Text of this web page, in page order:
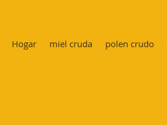
Hogar miel cruda polen crudo